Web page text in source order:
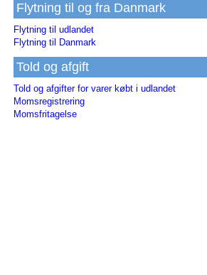
Flytning til og fra Danmark
Flytning til udlandet
Flytning til Danmark
Told og afgift
Told og afgifter for varer købt i udlandet
Momsregistrering
Momsfritagelse